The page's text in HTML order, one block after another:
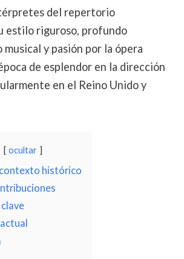
del repertorio
estilo riguroso, profundo
y pasión por la ópera
de esplendor en la dirección
en el Reino Unido y
ocultar
histórico